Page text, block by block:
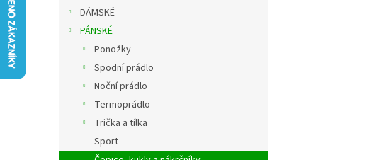
DÁMSKÉ
PÁNSKÉ
Ponožky
Spodní prádlo
Noční prádlo
Termoprádlo
Trička a tílka
Sport